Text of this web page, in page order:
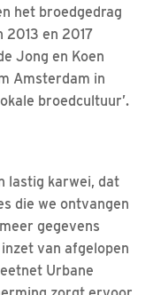
het broedgedrag
2013 en 2017
Jong en Koen
Amsterdam in
broedcultuur’.
lastig karwei, dat
die we ontvangen
gegevens
van afgelopen
Urbane